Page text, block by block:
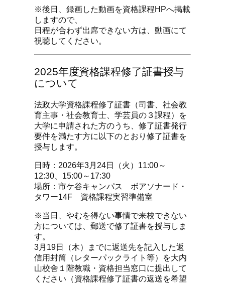
※後日、録画した動画を資格課程HPへ掲載
しますので、
日程が合わず出席できない方は、動画にて
視聴してください。
2025年度資格課程修了証書授与
について
法政大学資格課程修了証書（司書、社会教
育主事・社会教育士、学芸員の３課程）を
大学に申請された方のうち、修了証書発行
要件を満たす方に以下のとおり修了証書を
授与します。
日時：2026年3月24日（火）11:00～
12:30、15:00～17:30
場所：市ケ谷キャンパス ボアソナード・
タワー14F 資格課程実習準備室
※当日、やむを得ない事情で来校できない
方については、郵送で修了証書を授与しま
す。
3月19日（木）までに返送先を記入した返
信用封筒（レターパックライト等）を大内
山校舎１階教職・資格担当窓口に提出して
ください（資格課程修了証書の返送を希望